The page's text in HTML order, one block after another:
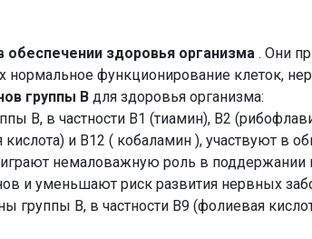
здоровья организма . Они
нормальное функционирование клеток,
группы В для здоровья организма:
В, в частности B1 (тиамин), B2
кислота) и B12 ( кобаламин ), участвуют в
немаловажную роль в
и уменьшают риск развития нервных
группы В, в частности B9 (фолиевая